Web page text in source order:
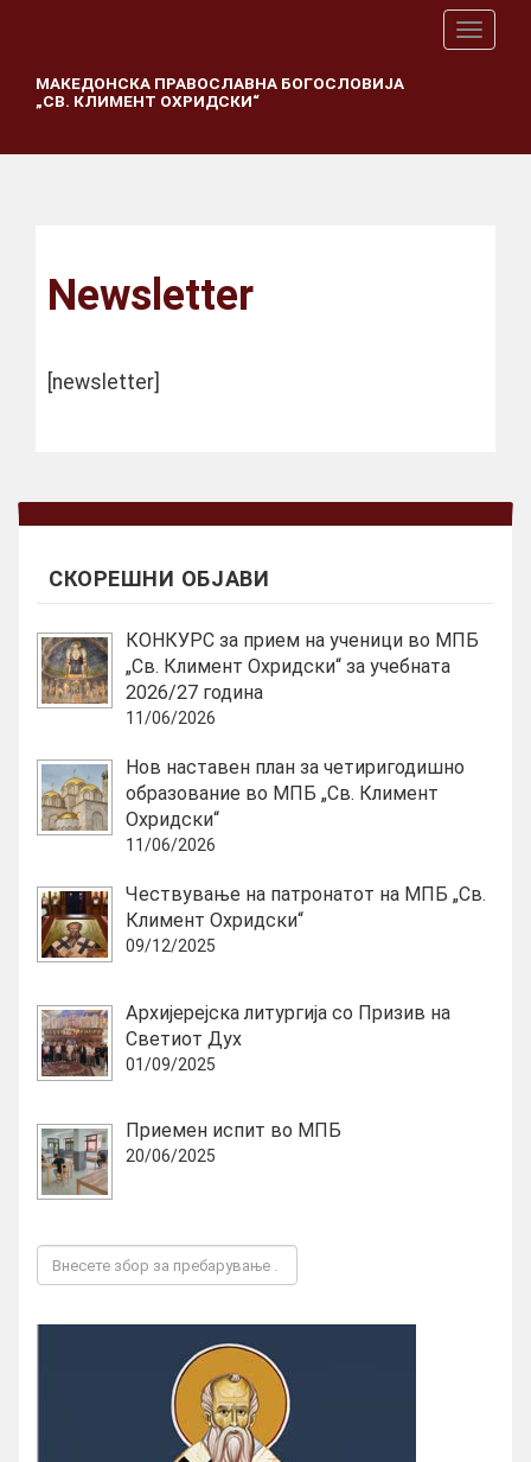
T
o
e
МАКЕДОНСКА ПРАВОСЛАВНА БОГОСЛОВИЈА
„СВ. КЛИМЕНТ ОХРИДСКИ“
Newsletter
[newsletter]
СКОРЕШНИ ОБЈАВИ
КОНКУРС за прием на ученици во МПБ
„Св. Климент Охридски“ за учебната
2026/27 година
11/06/2026
Нов наставен план за четиригодишно
образование во МПБ „Св. Климент
Охридски“
11/06/2026
Чествување на патронатот на МПБ „Св.
Климент Охридски“
09/12/2025
Архијерејска литургија со Призив на
Светиот Дух
01/09/2025
Приемен испит во МПБ
20/06/2025